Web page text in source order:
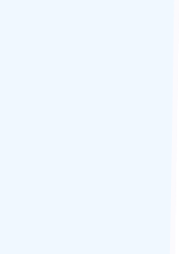
per person?
international flights.